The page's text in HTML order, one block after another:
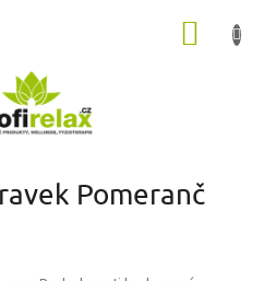
Pomeranč